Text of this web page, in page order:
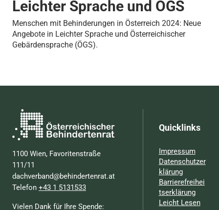
Leichter Sprache und ÖGS
Menschen mit Behinderungen in Österreich 2024: Neue
Angebote in Leichter Sprache und Österreichischer
Gebärdensprache (ÖGS).
1100 Wien, Favoritenstraße
111/11
dachverband@behindertenrat.at
Telefon+43 1 5131533
Vielen Dank für Ihre Spende:
Quicklinks
Impressum
Datenschutzer
klärung
Barrierefreihei
tserklärung
Leicht Lesen